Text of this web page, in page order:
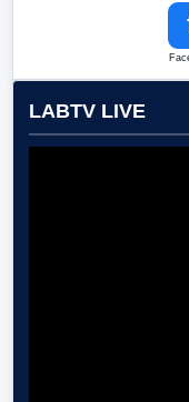
LABTV LIVE